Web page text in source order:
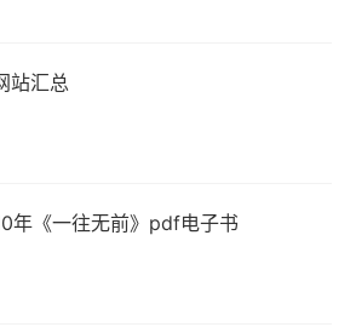
站汇总
年《一往无前》pdf电子书